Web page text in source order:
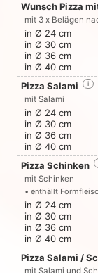
Wunsch Pizza
mit 3 x Belägen
in Ø 24 cm
in Ø 30 cm
in Ø 36 cm
in Ø 40 cm
Pizza Salami
i
mit Salami
in Ø 24 cm
in Ø 30 cm
in Ø 36 cm
in Ø 40 cm
Pizza Schinken
mit Schinken
• enthällt
in Ø 24 cm
in Ø 30 cm
in Ø 36 cm
in Ø 40 cm
Pizza Salami /
mit Salami und